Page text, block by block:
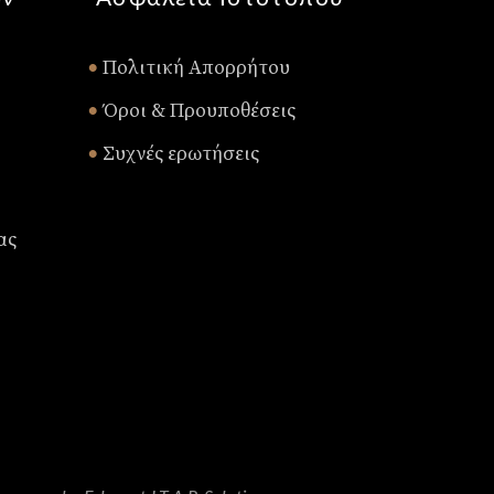
• Πολιτική Απορρήτου
• Όροι & Προυποθέσεις
• Συχνές ερωτήσεις